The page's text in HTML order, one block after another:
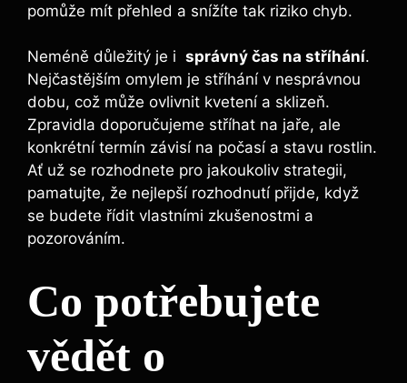
pomůže mít přehled a snížíte tak riziko chyb.
Neméně důležitý je i ⁣ správný čas na stříhání.
Nejčastějším omylem je​ stříhání v nesprávnou⁤
dobu, což může ovlivnit kvetení a sklizeň.
Zpravidla doporučujeme‍ stříhat⁣ na jaře, ale
konkrétní ⁢termín závisí na počasí ⁢a stavu rostlin.
Ať už se rozhodnete pro jakoukoliv ⁢strategii,
pamatujte, že nejlepší rozhodnutí přijde, ⁢když
se budete řídit vlastními zkušenostmi‌ a
pozorováním.
Co potřebujete
vědět o